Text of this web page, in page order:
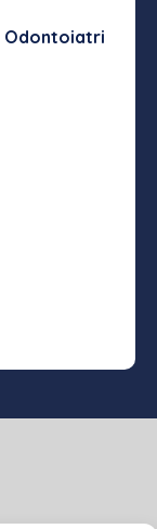
Odontoiatri